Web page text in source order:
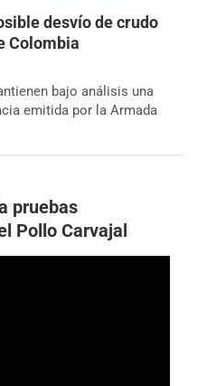
desvío de crudo
Colombia
bajo análisis una
emitida por la Armada
pruebas
Pollo Carvajal